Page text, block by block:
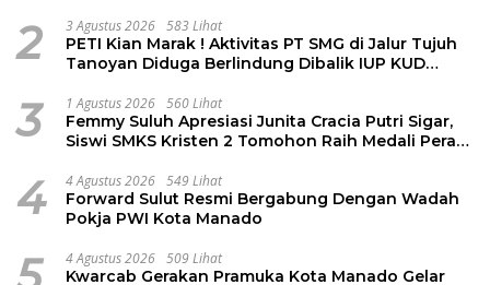
2 3 Agustus 2026 583 Lihat
PETI Kian Marak ! Aktivitas PT SMG di Jalur Tujuh
Tanoyan Diduga Berlindung Dibalik IUP KUD
3 1 Agustus 2026 560 Lihat
Femmy Suluh Apresiasi Junita Cracia Putri Sigar,
Siswi SMKS Kristen 2 Tomohon Raih Medali Perak
4 4 Agustus 2026 549 Lihat
Forward Sulut Resmi Bergabung Dengan Wadah
Pokja PWI Kota Manado
4 Agustus 2026 509 Lihat
Kwarcab Gerakan Pramuka Kota Manado Gelar